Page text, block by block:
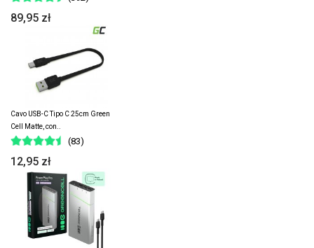
89,95 zł
Cavo USB-C Tipo C 25cm Green
Cell Matte, con..
(83)
12,95 zł